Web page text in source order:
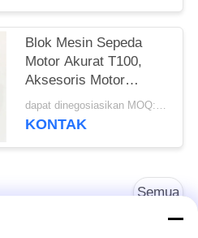
Blok Mesin Sepeda
Motor Akurat T100,
Aksesoris Motor
Aftermarket
dapat dinegosiasikan MOQ:300 ~ 500 pcs
KONTAK
Semua